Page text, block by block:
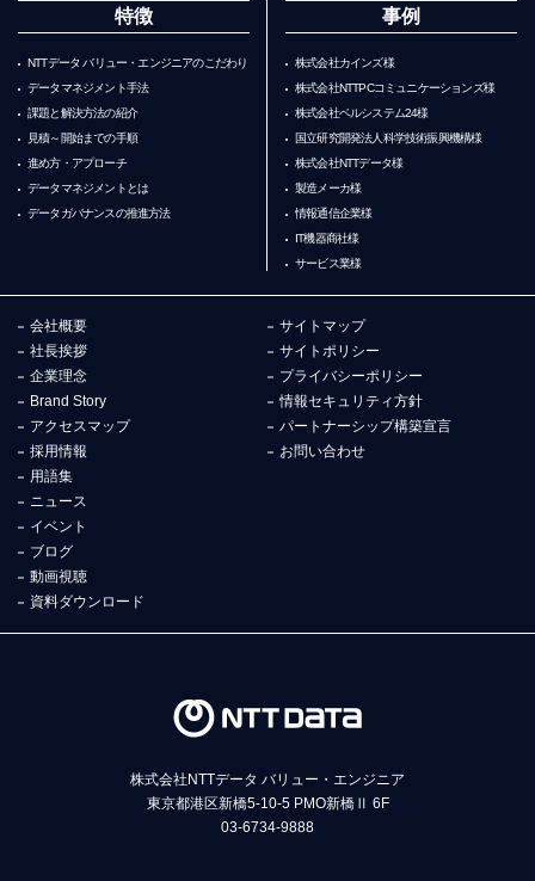
特徴
NTTデータ バリュー・エンジニアのこだわり
データマネジメント手法
課題と解決方法の紹介
見積～開始までの手順
進め方・アプローチ
データマネジメントとは
データガバナンスの推進方法
事例
株式会社カインズ様
株式会社NTTPCコミュニケーションズ様
株式会社ベルシステム24様
国立研究開発法人科学技術振興機構様
株式会社NTTデータ様
製造メーカ様
情報通信企業様
IT機器商社様
サービス業様
会社概要
社長挨拶
企業理念
Brand Story
アクセスマップ
採用情報
サイトマップ
サイトポリシー
プライバシーポリシー
情報セキュリティ方針
パートナーシップ構築宣言
お問い合わせ
用語集
ニュース
イベント
ブログ
動画視聴
資料ダウンロード
株式会社NTTデータ バリュー・エンジニア
東京都港区新橋5-10-5 PMO新橋Ⅱ 6F
03-6734-9888